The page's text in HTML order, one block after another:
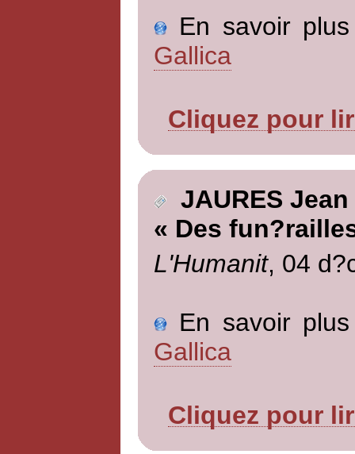
En savoir
Gallica
Cliquez pour
JAURES Jean
« Des
L'Humanit, 04
En savoir
Gallica
Cliquez pour